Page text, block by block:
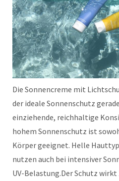
Die Sonnencreme mit
der ideale Sonnenschutz
einziehende, reichhaltige
hohem Sonnenschutz ist
Körper geeignet. Helle
nutzen auch bei intensiver
UV-Belastung.Der Schutz